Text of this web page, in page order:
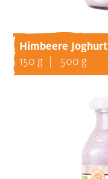
Himbeere Joghurt
150 g 500 g